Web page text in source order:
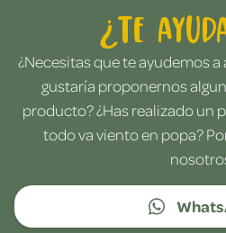
¿Te
¿Necesitas que te ayudemos a
gustaría proponernos
producto? ¿Has realizado un
todo va viento en popa?